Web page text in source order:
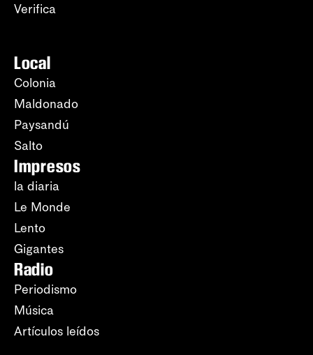
Verifica
Local
Colonia
Maldonado
Paysandú
Salto
Impresos
la diaria
Le Monde
Lento
Gigantes
Radio
Periodismo
Música
Artículos leídos